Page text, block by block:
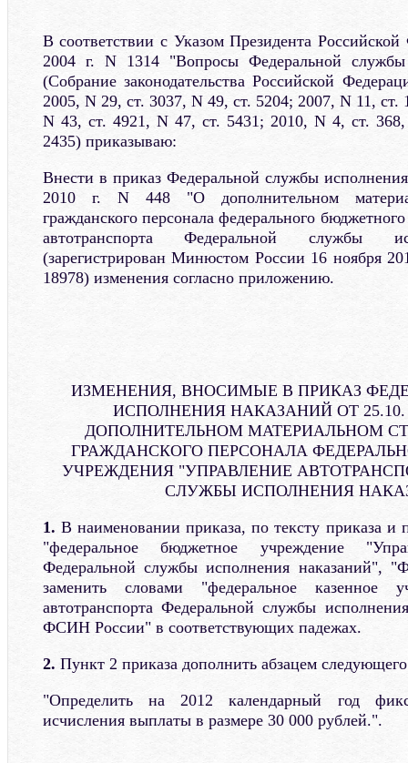
В соответствии с Указом Президента
2004 г. N 1314 "Вопросы Федеральной службы
(Собрание законодательства Российской
2005, N 29, ст. 3037, N 49, ст. 5204; 2007, N 11, ст.
N 43, ст. 4921, N 47, ст. 5431; 2010, N 4, ст.
2435) приказываю:
Внести в приказ Федеральной службы
2010 г. N 448 "О дополнительном
гражданского персонала федерального
автотранспорта Федеральной службы
(зарегистрирован Минюстом России 16 ноября
18978) изменения согласно приложению.
ИЗМЕНЕНИЯ, ВНОСИМЫЕ В ПРИКАЗ
ИСПОЛНЕНИЯ НАКАЗАНИЙ ОТ 25.10.
ДОПОЛНИТЕЛЬНОМ МАТЕРИАЛЬНОМ
ГРАЖДАНСКОГО ПЕРСОНАЛА
УЧРЕЖДЕНИЯ "УПРАВЛЕНИЕ
СЛУЖБЫ ИСПОЛНЕНИЯ
1. В наименовании приказа, по тексту приказа и
"федеральное бюджетное учреждение
Федеральной службы исполнения
заменить словами "федеральное казенное
автотранспорта Федеральной службы
ФСИН России" в соответствующих падежах.
2. Пункт 2 приказа дополнить абзацем
"Определить на 2012 календарный год
исчисления выплаты в размере 30 000 рублей.".